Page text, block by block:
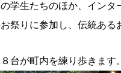
学生たちのほか、インタ
祭りに参加し、伝統ある
台が町内を練り歩きます